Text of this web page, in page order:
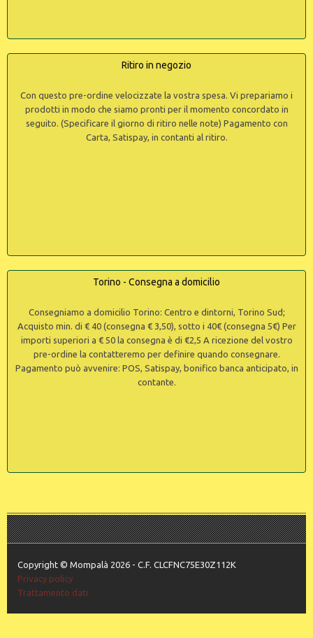
Ritiro in negozio
Con questo pre-ordine velocizzate la vostra spesa. Vi prepariamo i
prodotti in modo che siamo pronti per il momento concordato in
seguito. (Specificare il giorno di ritiro nelle note) Pagamento con
Carta, Satispay, in contanti al ritiro.
Torino - Consegna a domicilio
Consegniamo a domicilio Torino: Centro e dintorni, Torino Sud;
Acquisto min. di € 40 (consegna € 3,50), sotto i 40€ (consegna 5€) Per
importi superiori a € 50 la consegna è di €2,5 A ricezione del vostro
pre-ordine la contatteremo per definire quando consegnare.
Pagamento può avvenire: POS, Satispay, bonifico banca anticipato, in
contante.
Copyright © Mompalà 2026 - C.F. CLCFNC75E30Z112K
Privacy policy
Trattamento dati